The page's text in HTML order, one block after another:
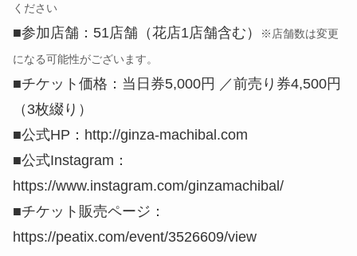
ください
■参加店舗：51店舗（花店1店舗含む）
※店舗数は変更
になる可能性がございます。
■チケット価格：当日券5,000円 ／前売り券4,500円
（3枚綴り）
■公式HP：http://ginza-machibal.com
■公式Instagram：
https://www.instagram.com/ginzamachibal/
■チケット販売ページ：
https://peatix.com/event/3526609/view